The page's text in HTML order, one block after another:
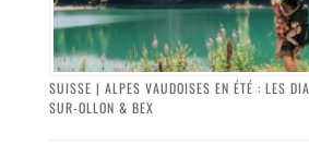
SUISSE | ALPES VAUDOISES EN ÉTÉ : LES
SUR-OLLON & BEX